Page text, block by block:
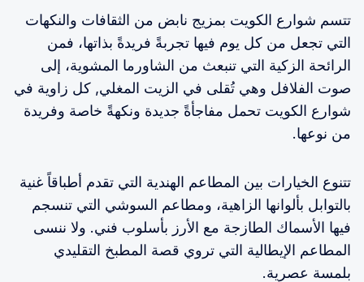
تتسم شوارع الكويت بمزيج نابض من الثقافات والنكهات
التي تجعل من كل يوم فيها تجربةً فريدةً بذاتها، فمن
الرائحة الزكية التي تنبعث من الشاورما المشوية، إلى
صوت الفلافل وهي تُقلى في الزيت المغلي, كل زاوية في
شوارع الكويت تحمل مفاجأةً جديدة ونكهةً خاصة وفريدة
من نوعها.
تتنوع الخيارات بين المطاعم الهندية التي تقدم أطباقاً غنية
بالتوابل بألوانها الزاهية، ومطاعم السوشي التي تنسجم
فيها الأسماك الطازجة مع الأرز بأسلوب فني. ولا ننسى
المطاعم الإيطالية التي تروي قصة المطبخ التقليدي
بلمسة عصرية.